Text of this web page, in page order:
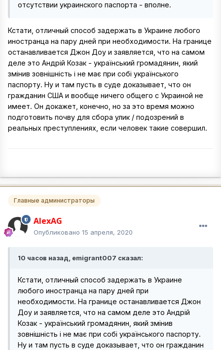
отсутствии украинского паспорта - вполне.
Кстати, отличный способ задержать в Украине любого
иностранца на пару дней при необходимости. На границе
останавливается Джон Доу и заявляется, что на самом
деле это Андрій Козак - український громадянин, який
змінив зовнішність і не має при собі українського
паспорту. Ну и там пусть в суде доказывает, что он
гражданин США и вообще ничего общего с Украиной не
имеет. Он докажет, конечно, но за это время можно
подготовить почву для сбора улик / подозрений в
реальных преступлениях, если человек такие совершил.
Главные администраторы
AlexAG
Опубликовано 15 апреля, 2020
10 часов назад, emigrant007 сказал:
Кстати, отличный способ задержать в Украине
любого иностранца на пару дней при
необходимости. На границе останавливается Джон
Доу и заявляется, что на самом деле это Андрій
Козак - український громадянин, який змінив
зовнішність і не має при собі українського паспорту.
Ну и там пусть в суде доказывает, что он гражданин